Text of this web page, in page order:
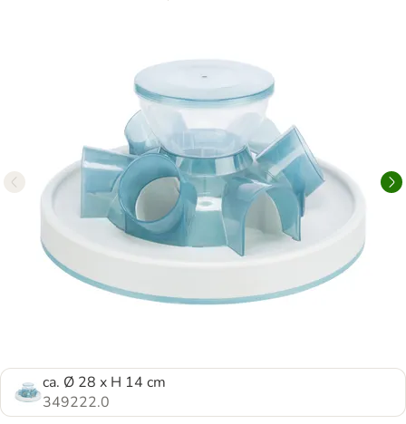
ca. Ø 28 x H 14 cm
349222.0